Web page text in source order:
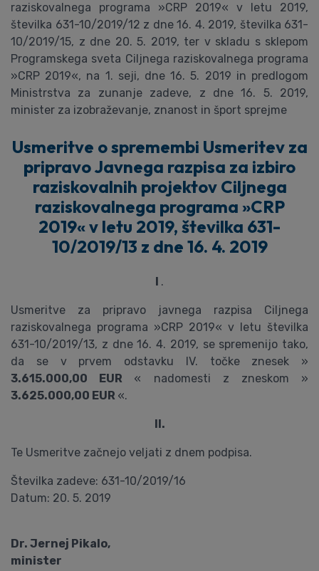
raziskovalnega programa »CRP 2019« v letu 2019,
številka 631-10/2019/12 z dne 16. 4. 2019, številka 631-
10/2019/15, z dne 20. 5. 2019, ter v skladu s sklepom
Programskega sveta Ciljnega raziskovalnega programa
»CRP 2019«, na 1. seji, dne 16. 5. 2019 in predlogom
Ministrstva za zunanje zadeve, z dne 16. 5. 2019,
minister za izobraževanje, znanost in šport sprejme
Usmeritve o spremembi Usmeritev za
pripravo Javnega razpisa za izbiro
raziskovalnih projektov Ciljnega
raziskovalnega programa »CRP
2019« v letu 2019, številka 631-
10/2019/13 z dne 16. 4. 2019
I .
Usmeritve za pripravo javnega razpisa Ciljnega
raziskovalnega programa »CRP 2019« v letu številka
631-10/2019/13, z dne 16. 4. 2019, se spremenijo tako,
da se v prvem odstavku IV. točke znesek »
3.615.000,00 EUR « nadomesti z zneskom »
3.625.000,00 EUR «.
II.
Te Usmeritve začnejo veljati z dnem podpisa.
Številka zadeve: 631-10/2019/16
Datum: 20. 5. 2019
Dr. Jernej Pikalo,
minister